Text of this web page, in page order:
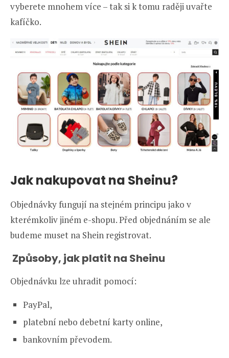
vyberete mnohem více – tak si k tomu raději uvařte
kafíčko.
Jak nakupovat na Sheinu?
Objednávky fungují na stejném principu jako v
kterémkoliv jiném e-shopu. Před objednáním se ale
budeme muset na Shein registrovat.
Způsoby, jak platit na Sheinu
Objednávku lze uhradit pomocí:
PayPal,
platební nebo debetní karty online,
bankovním převodem.